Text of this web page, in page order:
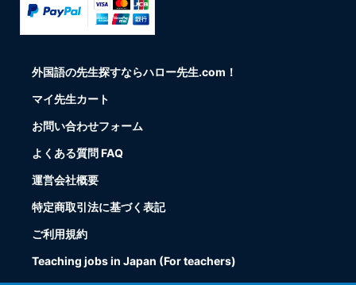
外国語の先生探すならハロー先生.com！
マイ先生カート
お問い合わせフォーム
よくある質問 FAQ
運営会社概要
特定商取引法に基づく表記
ご利用規約
Teaching jobs in Japan (For teachers)